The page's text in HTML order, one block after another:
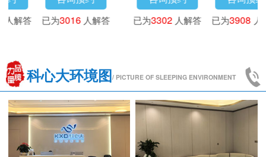
3718 人解答 已为4173 人解答 已为3016人解答 已为
科心大环境图/ PICTURE OF SLEEPING ENVIRONMENT